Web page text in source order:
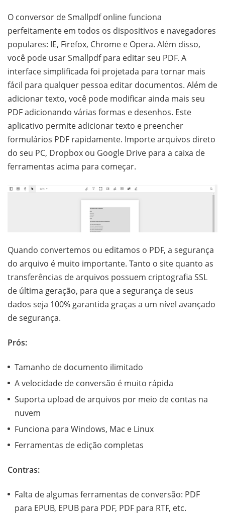
O conversor de Smallpdf online funciona
perfeitamente em todos os dispositivos e navegadores
populares: IE, Firefox, Chrome e Opera. Além disso,
você pode usar Smallpdf para editar seu PDF. A
interface simplificada foi projetada para tornar mais
fácil para qualquer pessoa editar documentos. Além de
adicionar texto, você pode modificar ainda mais seu
PDF adicionando várias formas e desenhos. Este
aplicativo permite adicionar texto e preencher
formulários PDF rapidamente. Importe arquivos direto
do seu PC, Dropbox ou Google Drive para a caixa de
ferramentas acima para começar.
Quando convertemos ou editamos o PDF, a segurança
do arquivo é muito importante. Tanto o site quanto as
transferências de arquivos possuem criptografia SSL
de última geração, para que a segurança de seus
dados seja 100% garantida graças a um nível avançado
de segurança.
Prós:
Tamanho de documento ilimitado
A velocidade de conversão é muito rápida
Suporta upload de arquivos por meio de contas na
nuvem
Funciona para Windows, Mac e Linux
Ferramentas de edição completas
Contras:
Falta de algumas ferramentas de conversão: PDF
para EPUB, EPUB para PDF, PDF para RTF, etc.